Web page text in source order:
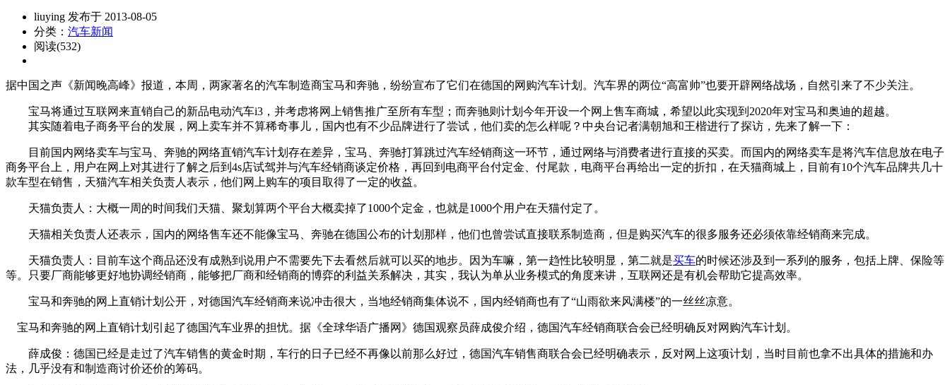
liuying 发布于 2013-08-05
分类： 汽车新闻
阅读(532)
据中国之声《新闻晚高峰》报道，本周，两家著名的汽车制造商宝马和奔驰，纷纷宣布了它们在德国的网购汽车计划。汽车界的两位“高富帅”也要开辟网络战场，自然引来了不少关注。
宝马将通过互联网来直销自己的新品电动汽车i3，并考虑将网上销售推广至所有车型；而奔驰则计划今年开设一个网上售车商城，希望以此实现到2020年对宝马和奥迪的超越。
其实随着电子商务平台的发展，网上卖车并不算稀奇事儿，国内也有不少品牌进行了尝试，他们卖的怎么样呢？中央台记者满朝旭和王楷进行了探访，先来了解一下：
目前国内网络卖车与宝马、奔驰的网络直销汽车计划存在差异，宝马、奔驰打算跳过汽车经销商这一环节，通过网络与消费者进行直接的买卖。而国内的网络卖车是将汽车信息放在电子
商务平台上，用户在网上对其进行了解之后到4s店试驾并与汽车经销商谈定价格，再回到电商平台付定金、付尾款，电商平台再给出一定的折扣，在天猫商城上，目前有10个汽车品牌共几十
款车型在销售，天猫汽车相关负责人表示，他们网上购车的项目取得了一定的收益。
天猫负责人：大概一周的时间我们天猫、聚划算两个平台大概卖掉了1000个定金，也就是1000个用户在天猫付定了。
天猫相关负责人还表示，国内的网络售车还不能像宝马、奔驰在德国公布的计划那样，他们也曾尝试直接联系制造商，但是购买汽车的很多服务还必须依靠经销商来完成。
天猫负责人：目前车这个商品还没有成熟到说用户不需要先下去看然后就可以买的地步。因为车嘛，第一趋性比较明显，第二就是买车的时候还涉及到一系列的服务，包括上牌、保险等
等。只要厂商能够更好地协调经销商，能够把厂商和经销商的博弈的利益关系解决，其实，我认为单从业务模式的角度来讲，互联网还是有机会帮助它提高效率。
宝马和奔驰的网上直销计划公开，对德国汽车经销商来说冲击很大，当地经销商集体说不，国内经销商也有了“山雨欲来风满楼”的一丝丝凉意。
宝马和奔驰的网上直销计划引起了德国汽车业界的担忧。据《全球华语广播网》德国观察员薛成俊介绍，德国汽车经销商联合会已经明确反对网购汽车计划。
薛成俊：德国已经是走过了汽车销售的黄金时期，车行的日子已经不再像以前那么好过，德国汽车销售商联合会已经明确表示，反对网上这项计划，当时目前也拿不出具体的措施和办
法，几乎没有和制造商讨价还价的筹码。